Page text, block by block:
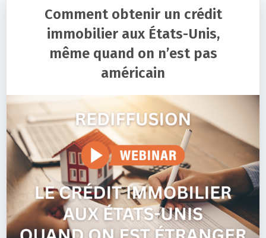
Comment obtenir un crédit
immobilier aux États-Unis,
même quand on n’est pas
américain